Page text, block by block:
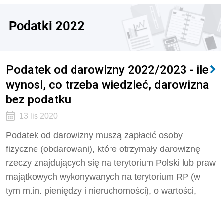
Podatki 2022
Podatek od darowizny 2022/2023 - ile
wynosi, co trzeba wiedzieć, darowizna
bez podatku
13 lis 2020
Podatek od darowizny muszą zapłacić osoby
fizyczne (obdarowani), które otrzymały darowiznę
rzeczy znajdujących się na terytorium Polski lub praw
majątkowych wykonywanych na terytorium RP (w
tym m.in. pieniędzy i nieruchomości), o wartości,